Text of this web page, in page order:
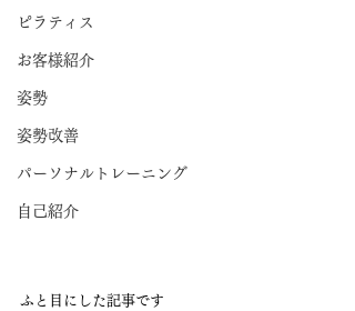
ピラティス
お客様紹介
姿勢
姿勢改善
パーソナルトレーニング
自己紹介
ふと目にした記事です